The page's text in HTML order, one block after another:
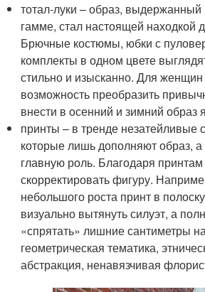
тотал-луки – образ, выдержанный
гамме, стал настоящей находкой
Брючные костюмы, юбки с
комплекты в одном цвете
стильно и изысканно. Для женщин
возможность преобразить
внести в осенний и зимний образ
принты – в тренде незатейливые
которые лишь дополняют образ,
главную роль. Благодаря
скорректировать фигуру.
небольшого роста принт в
визуально вытянуть силуэт, а
«спрятать» лишние сантиметры
геометрическая тематика,
абстракция, ненавязчивая